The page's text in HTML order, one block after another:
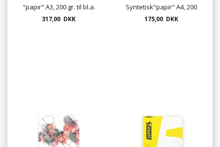
"papir" A3, 200 gr. til bl.a.
alkohol ink
317,00 DKK
Syntetisk"papir" A4, 200
gr.
175,00 DKK